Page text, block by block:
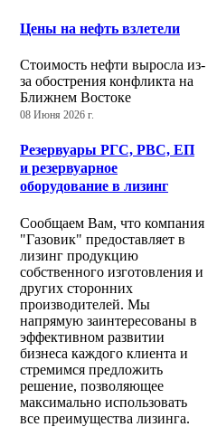
Цены на нефть взлетели
Стоимость нефти выросла из-
за обострения конфликта на
Ближнем Востоке
08 Июня 2026 г.
Резервуары РГС, РВС, ЕП
и резервуарное
оборудование в лизинг
Сообщаем Вам, что компания
"Газовик" предоставляет в
лизинг продукцию
собственного изготовления и
других сторонних
производителей. Мы
напрямую заинтересованы в
эффективном развитии
бизнеса каждого клиента и
стремимся предложить
решение, позволяющее
максимально использовать
все преимущества лизинга.